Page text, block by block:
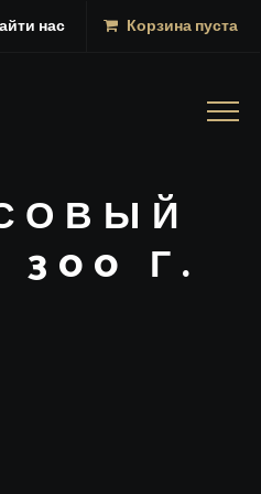
нас Корзина пуста
300 Г.